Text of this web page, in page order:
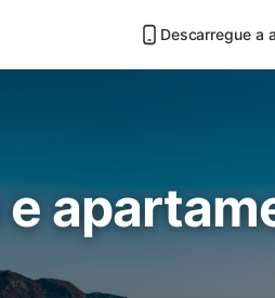
Descarregue a